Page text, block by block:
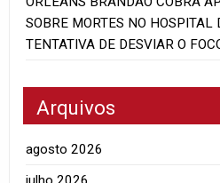
SOBRE MORTES NO
TENTATIVA DE DESVIAR O
Arquivos
agosto 2026